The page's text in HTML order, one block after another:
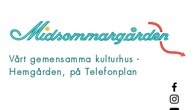
Vårt gemensamma kulturhus -
Hemgården, på Telefonplan